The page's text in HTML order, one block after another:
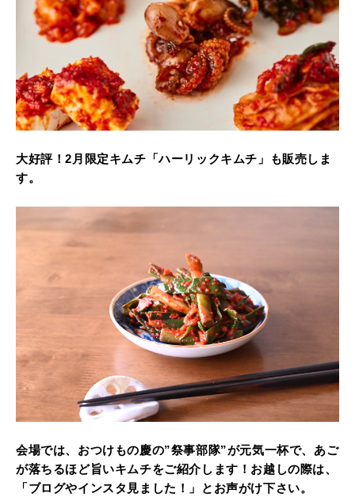
大好評！2月限定キムチ「ハーリックキムチ」も販売しま
す。
会場では、おつけもの慶の”祭事部隊”が元気一杯で、あご
が落ちるほど旨いキムチをご紹介します！お越しの際は、
「ブログやインスタ見ました！」とお声がけ下さい。